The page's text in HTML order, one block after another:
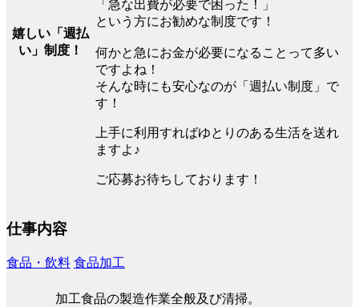
嬉しい「週払
い」制度！
「急な出費が必要で困った！」
という方にお勧めな制度です！
何かと急にお金が必要になることって多い
ですよね！
そんな時にも安心なのが「週払い制度」で
す！
上手に利用すればゆとりのある生活を送れ
ますよ♪
ご応募お待ちしております！
仕事内容
食品・飲料 食品加工
加工食品の製造作業全般及び清掃。